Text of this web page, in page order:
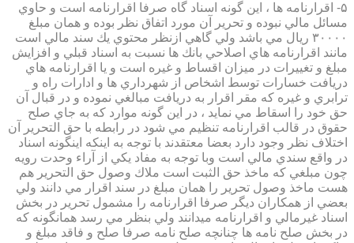
۵- اقرارنامه ها ، اين گونه اسناد گاه صرفا اقرارنامه است و حاوي
مسائل مالي نبوده و تحرير آن مورد اتفاق نظر بوده و همان مبلغ
۳۰۰۰۰ ريال مي باشد ولي گاهي ازنظر محتوي يك سند مالي است
مانند اقرارنامه هاي اصلاحي بانك ها نسبت به اسناد قبلي و افزايش
مبلغ و تغييرات در ميزان اقساط و غيره است و يا اقرارنامه هاي
دريافت خسارات توسط اشخاص از شهرداري ها و ادارات راه و
ترابري و غيره كه مقر اقرار به دريافت مبالغي نموده و در قبال آن
حق خود را اسقاط مي نمايد ، در اين گونه موارد كه به جاي صلح
حقوق در قالب اقرارنامه تنظيم مي شود در رابطه با حق التحرير آن
اختلاف نظر وجود دارد بعضا معتقدند با توجه به اينكه اينگونه اسناد
در واقع سندي مالي است وبا توجه به مفاد يكي از آراء وحدت رويه
چون مبلغي كه ماخذ حق الثبت است ملاك وصول حق التحرير هم
هست ماخذ وصول تحرير را همان مبلغ در سند اقرار مي دانند ولي
بعضي از همكاران ديگر صرفا اقرارنامه را مشمول تحرير در بخش
اسناد غيرمالي و اقرارنامه ميدانند ولي بنظر مي رسد همانگونه كه
در بخش صلح نامه ها چنانچه صلح نامه صرفا صلح و فاقد مبلغ و